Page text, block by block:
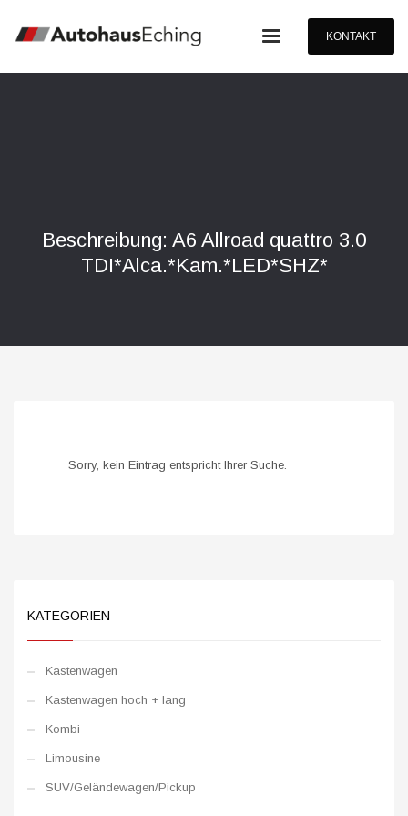
KONTAKT
Beschreibung: A6 Allroad quattro 3.0
TDI*Alca.*Kam.*LED*SHZ*
Sorry, kein Eintrag entspricht Ihrer Suche.
KATEGORIEN
Kastenwagen
Kastenwagen hoch + lang
Kombi
Limousine
SUV/Geländewagen/Pickup